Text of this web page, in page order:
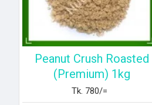
Peanut Crush Roasted
(Premium) 1kg
Tk. 780/=